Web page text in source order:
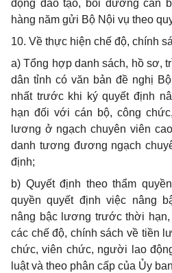
động đào tạo, bồi dưỡng cán
hàng năm gửi Bộ Nội vụ theo
10. Về thực hiện chế độ, chính
a)Tổng hợp danh sách, hồ sơ,
dân tỉnh có văn bản đề nghị
nhất trước khi ký quyết định
hạn đối với cán bộ, công
lương ở ngạch chuyên viên
danh tương đương ngạch
định;
b) Quyết định theo thẩm
quyền quyết định việc nâng
nâng bậc lương trước thời
các chế độ, chính sách về tiền
chức, viên chức, người lao
luật và theo phân cấp của Ủy